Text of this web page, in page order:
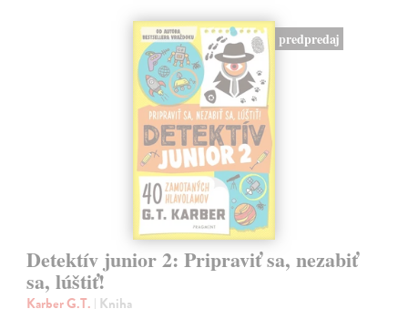
predpredaj
Detektív junior 2: Pripraviť sa, nezabiť
sa, lúštiť!
Karber G.T. | Kniha